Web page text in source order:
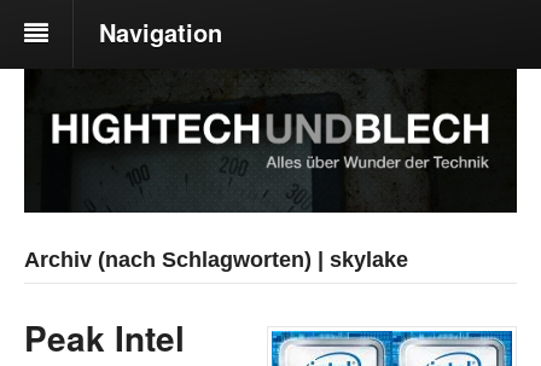
Navigation
Archiv (nach Schlagworten) | skylake
Peak Intel